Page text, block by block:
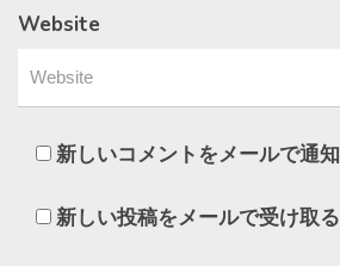
Website
新しいコメントをメールで通知
新しい投稿をメールで受け取る